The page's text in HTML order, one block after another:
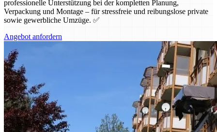
professionelle Unterstützung bei der kompletten Planung,
Verpackung und Montage – für stressfreie und reibungslose private
sowie gewerbliche Umzüge. ✅
Angebot anfordern